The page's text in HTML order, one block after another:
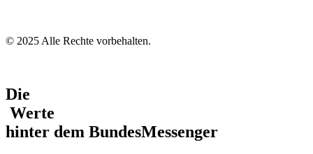
© 2025 Alle Rechte vorbehalten.
Die
Werte
hinter dem BundesMessenger